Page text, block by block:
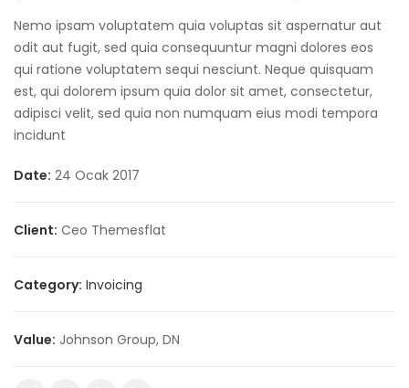
Nemo ipsam voluptatem quia voluptas sit aspernatur aut
odit aut fugit, sed quia consequuntur magni dolores eos
qui ratione voluptatem sequi nesciunt. Neque quisquam
est, qui dolorem ipsum quia dolor sit amet, consectetur,
adipisci velit, sed quia non numquam eius modi tempora
incidunt
Date: 24 Ocak 2017
Client: Ceo Themesflat
Category: Invoicing
Value: Johnson Group, DN